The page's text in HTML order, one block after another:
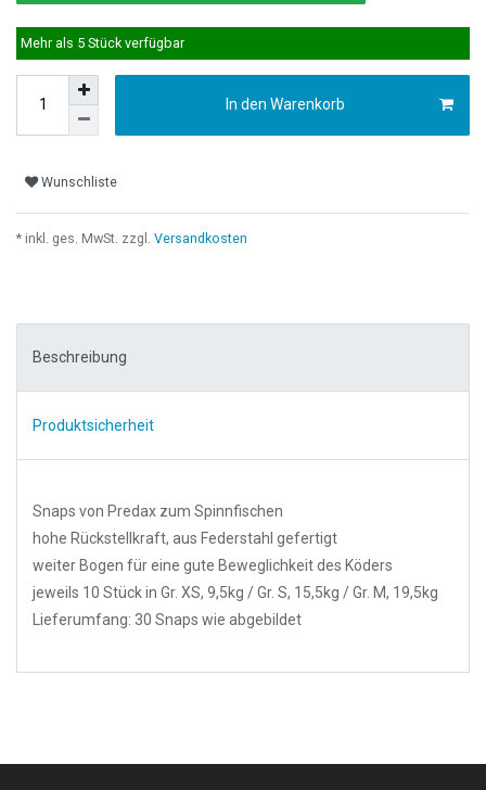
Mehr als 5 Stück verfügbar
In den Warenkorb
Wunschliste
* inkl. ges. MwSt. zzgl. Versandkosten
Beschreibung
Produktsicherheit
Snaps von Predax zum Spinnfischen
hohe Rückstellkraft, aus Federstahl gefertigt
weiter Bogen für eine gute Beweglichkeit des Köders
jeweils 10 Stück in Gr. XS, 9,5kg / Gr. S, 15,5kg / Gr. M, 19,5kg
Lieferumfang: 30 Snaps wie abgebildet